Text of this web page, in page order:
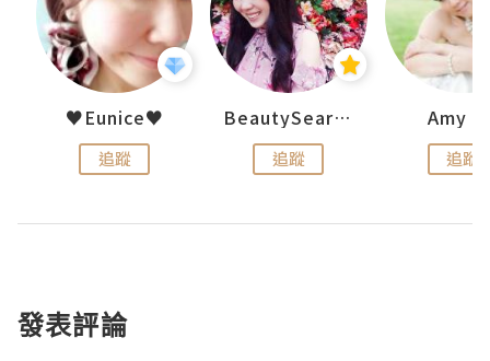
♥Eunice♥
追蹤
BeautySearch
追蹤
Amy
追蹤
發表評論